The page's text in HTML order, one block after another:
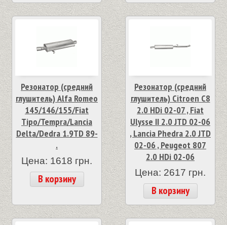
Резонатор (средний
глушитель) Alfa Romeo
145/146/155/Fiat
Tipo/Tempra/Lancia
Delta/Dedra 1.9TD 89-
.
Цена: 1618 грн.
В корзину
Резонатор (средний
глушитель) Citroen C8
2.0 HDi 02-07 , Fiat
Ulysse II 2.0 JTD 02-06
, Lancia Phedra 2.0 JTD
02-06 , Peugeot 807
2.0 HDi 02-06
Цена: 2617 грн.
В корзину